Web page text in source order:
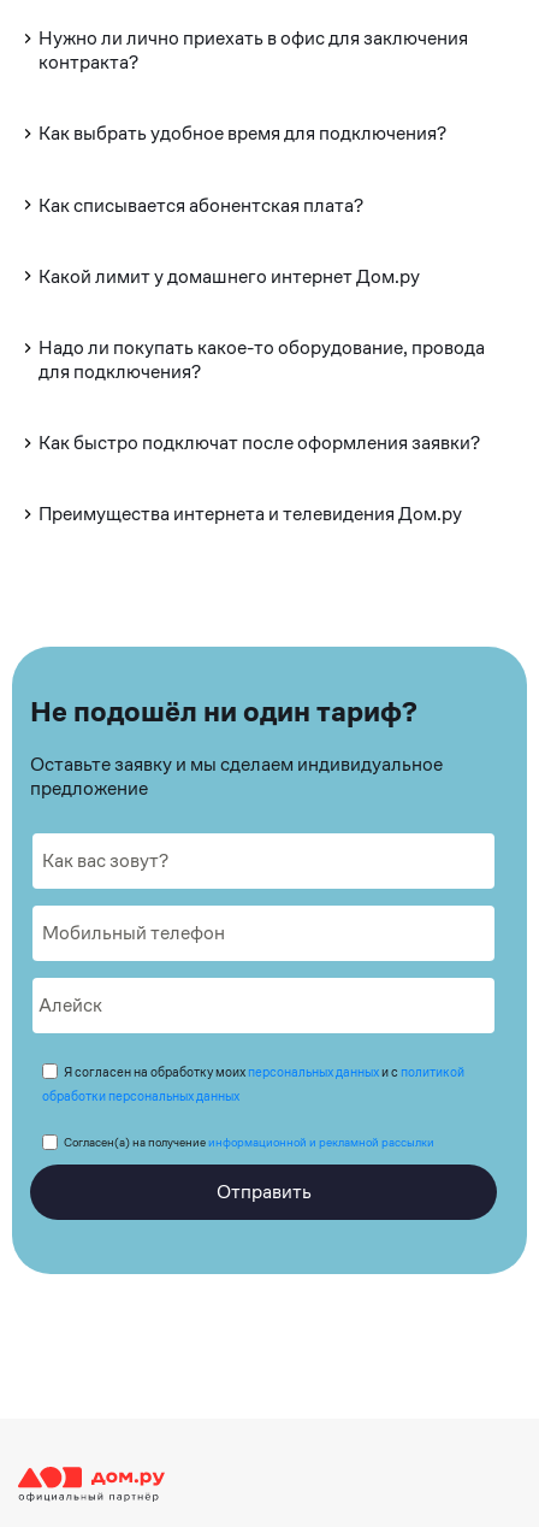
Нужно ли лично приехать в офис для заключения
контракта?
Как выбрать удобное время для подключения?
Как списывается абонентская плата?
Какой лимит у домашнего интернет Дом.ру
Надо ли покупать какое-то оборудование, провода
для подключения?
Как быстро подключат после оформления заявки?
Преимущества интернета и телевидения Дом.ру
Не подошёл ни один тариф?
Оставьте заявку и мы сделаем индивидуальное
предложение
Я согласен на обработку моих персональных данныхи с политикой
обработки персональных данных
Согласен(а) на получениеинформационной и рекламной рассылки
Отправить